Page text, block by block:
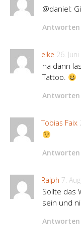
@daniel:
Antworten
elke 26.
na dann
Tattoo.
Antworten
Tobias Faix
Antworten
Ralph 7.
Sollte das
sein und
Antworten